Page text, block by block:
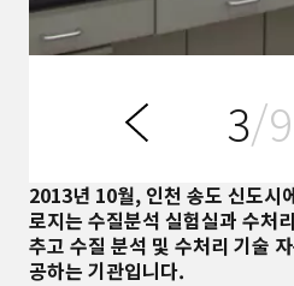
이
전 3/9
2013년 10월, 인천 송도 신도시
로지는 수질분석 실험실과 수처
추고 수질 분석 및 수처리 기술
공하는 기관입니다.